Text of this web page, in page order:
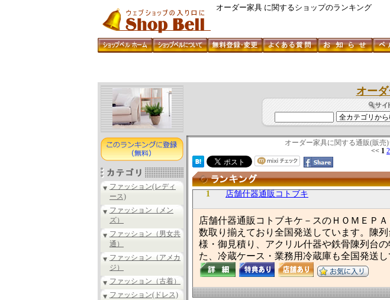
オーダー家具 に関するショップのランキング
ファッション(レディ
ース)
ファッション（メン
ズ）
ファッション（男女共
通）
ファッション（アメカ
ジ）
ファッション（古着）
ファッション(ドレス)
オー
オーダー家具に関する通販(販
<< 1 2
1 店舗什器通販コトブキ
店舗什器通販コトブキケ－スのＨＯＭＥＰ
数取り揃えており全国発送しています。陳
様・御見積り、アクリル什器や鉄骨陳列台
た、冷蔵ケース・業務用冷蔵庫も全国発送し